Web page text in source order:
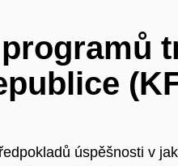
úspěšnosti v